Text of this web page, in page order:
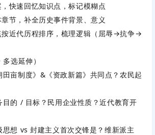
快速回忆知识点，标记模糊点
节，补全历史事件背景、意义
按近代历程排序，梳理逻辑（屈辱→抗争→
选延伸）
田亩制度》&《资政新篇》共同点？农民起
目的 / 目标？民用企业性质？近代教育开
思想 vs 封建主义首次交锋是？维新派主